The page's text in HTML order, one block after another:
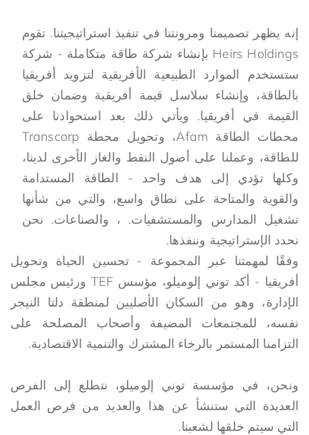
إنه يظهر تصميمنا ومرونتنا في تنفيذ استراتيجيتنا. تقوم
Heirs Holdings بإنشاء شركة طاقة متكاملة - شركة
ستستخدم الموارد الطبيعية الأفريقية لتزويد أفريقيا
بالطاقة، وإنشاء سلاسل قيمة أفريقية وضمان خلق
القيمة في أفريقيا. ويأتي ذلك بعد استحواذنا على
محطات الطاقة Afam، وتحويل محطة Transcorp
للطاقة، وعملنا على أصول النفط والغاز الأخرى لدينا،
وكلها تؤدي إلى هدف واحد - الطاقة المستدامة
والقوية والمتاحة على نطاق واسع، والتي من شأنها
تشغيل المدارس والمستشفيات. ، والصناعات. نحن
نحدد الإستراتيجية وننفذها.
وفقًا لمهمتنا عبر المجموعة - تحسين الحياة وتحويل
أفريقيا - أكد توني إلوميلو، مؤسس TEF ورئيس مجلس
الإدارة، وهو من السكان الأصليين لمنطقة دلتا النيجر
نفسه، للمجتمعات المضيفة وأصحاب المصلحة على
التزامنا المستمر بالرخاء المشترك والتنمية الاقتصادية.
ونحن، في مؤسسة توني إلوميلو، نتطلع إلى الفرص
العديدة التي ستنشأ عن هذا والعديد من فرص العمل
التي سيتم خلقها لشعبنا.